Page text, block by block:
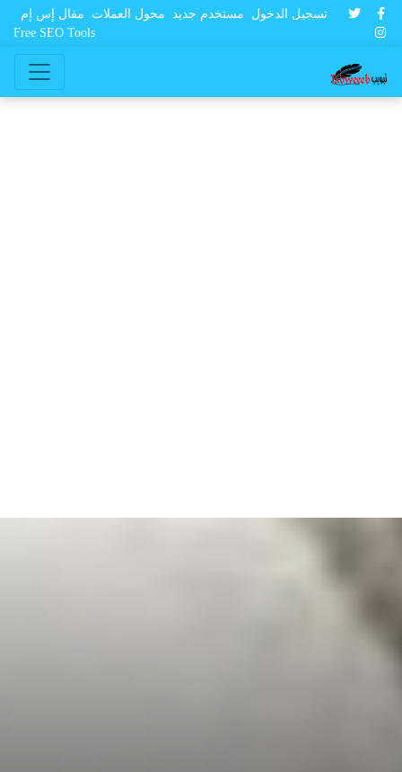
تسجيل الدخول مستخدم جديد محول العملات
مقال إس إم
Free SEO Tools